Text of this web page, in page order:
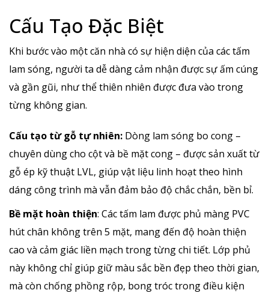
Cấu Tạo Đặc Biệt
Khi bước vào một căn nhà có sự hiện diện của các tấm
lam sóng, người ta dễ dàng cảm nhận được sự ấm cúng
và gần gũi, như thể thiên nhiên được đưa vào trong
từng không gian.
Cấu tạo từ gỗ tự nhiên: Dòng lam sóng bo cong –
chuyên dùng cho cột và bề mặt cong – được sản xuất từ
gỗ ép kỹ thuật LVL, giúp vật liệu linh hoạt theo hình
dáng công trình mà vẫn đảm bảo độ chắc chắn, bền bỉ.
Bề mặt hoàn thiện: Các tấm lam được phủ màng PVC
hút chân không trên 5 mặt, mang đến độ hoàn thiện
cao và cảm giác liền mạch trong từng chi tiết. Lớp phủ
này không chỉ giúp giữ màu sắc bền đẹp theo thời gian,
mà còn chống phồng rộp, bong tróc trong điều kiện